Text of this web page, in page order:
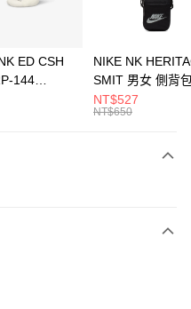
，將跳轉至「AFTEE先享後付」
運費
運費
ED CSH
144
男女 短統襪
NIKE NK
SMIT 男女 側背
BA5871010
NT$527
NT$650